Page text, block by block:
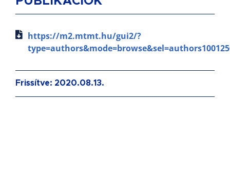
https://m2.mtmt.hu/gui2/?
Frissítve: 2020.08.13.